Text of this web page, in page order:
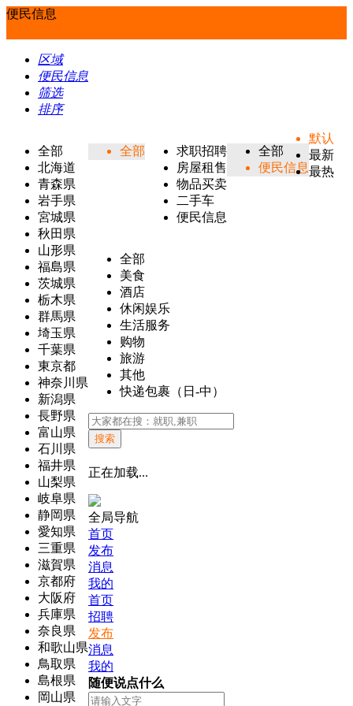
便民信息
区域
便民信息
筛选
排序
全部
北海道
青森県
岩手県
宮城県
秋田県
山形県
福島県
茨城県
栃木県
群馬県
埼玉県
千葉県
東京都
神奈川県
新潟県
長野県
富山県
石川県
福井県
山梨県
岐阜県
静岡県
愛知県
三重県
滋賀県
京都府
大阪府
兵庫県
奈良県
和歌山県
鳥取県
島根県
岡山県
全部
求职招聘
房屋租售
物品买卖
二手车
便民信息
全部
便民信息
全部
美食
酒店
休闲娱乐
生活服务
购物
旅游
其他
快递包裹（日-中）
默认
最新
最热
搜索
正在加载...
全局导航
首页
发布
消息
我的
首页
招聘
发布
消息
我的
随便说点什么